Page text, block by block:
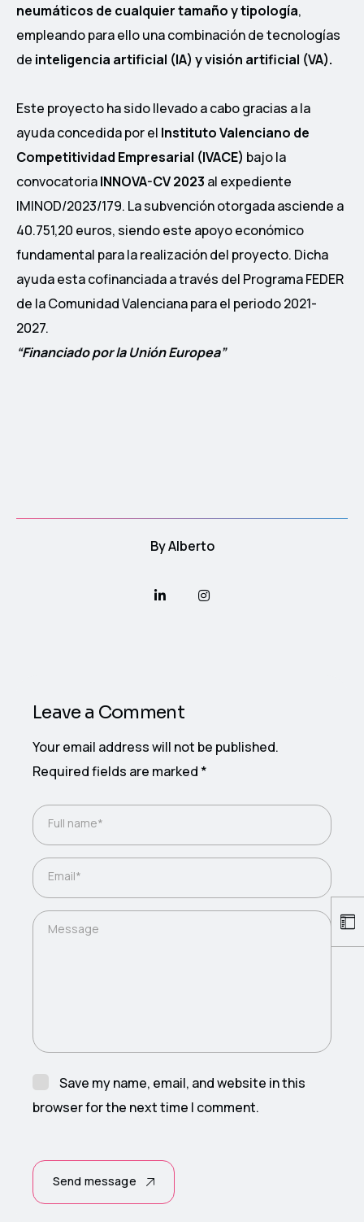
neumáticos de cualquier tamaño y tipología,
empleando para ello una combinación de tecnologías
de inteligencia artificial (IA) y visión artificial (VA).
Este proyecto ha sido llevado a cabo gracias a la
ayuda concedida por el Instituto Valenciano de
Competitividad Empresarial (IVACE) bajo la
convocatoriaINNOVA-CV 2023 al expediente
IMINOD/2023/179. La subvención otorgada asciende a
40.751,20 euros, siendo este apoyo económico
fundamental para la realización del proyecto. Dicha
ayuda esta cofinanciada a través del Programa FEDER
de la Comunidad Valenciana para el periodo 2021-
2027.
“Financiado por la Unión Europea”
ByAlberto
Leave a Comment
Your email address will not be published.
Required fields are marked *
Full name*
Email*
Message
Save my name, email, and website in this
browser for the next time I comment.
Send message